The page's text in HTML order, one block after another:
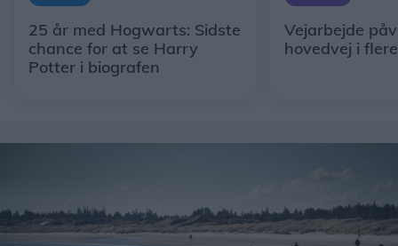
25 år med Hogwarts: Sidste
chance for at se Harry
Potter i biografen
Vejarbejde
hovedvej i